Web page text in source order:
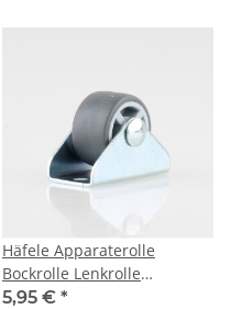
Häfele Apparaterolle
Bockrolle Lenkrolle
Möbelrolle mit weicher
5,95 € *